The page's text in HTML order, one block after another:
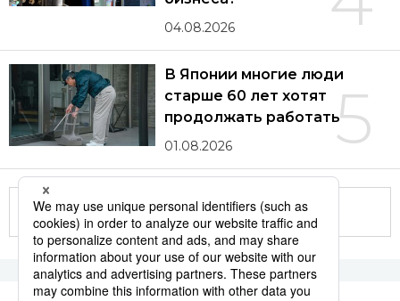
04.08.2026
5
В Японии многие люди
старше 60 лет хотят
продолжать работать
01.08.2026
Другие статьи по теме